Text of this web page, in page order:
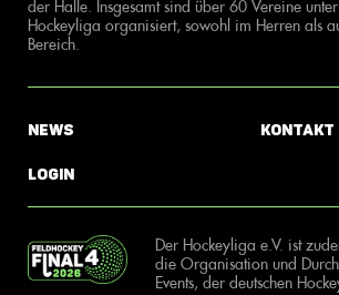
der Halle. Insgesamt sind über 60 Vereine
Hockeyliga organisiert, sowohl im Herren als
Bereich.
News
Login
Kontakt
Der Hockeyliga e.V. ist
die Organisation und
Events, der deutschen